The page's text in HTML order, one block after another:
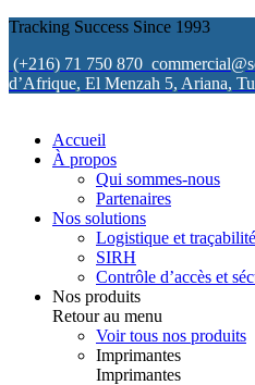
Tracking Success Since 1993
(+216) 71 750 870
d’Afrique, El Menzah 5, Ariana,
Accueil
À propos
Qui sommes-nous
Partenaires
Nos solutions
Logistique et traçabilité
SIRH
Contrôle d’accès et
Nos produits
Retour au menu
Voir tous nos produits
Imprimantes
Imprimantes